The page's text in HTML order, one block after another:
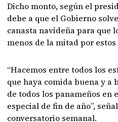
Dicho monto, según el
debe a que el Gobierno
canasta navideña para que
menos de la mitad por estos
“Hacemos entre todos los
que haya comida buena y a
de todos los panameños en
especial de fin de año”,
conversatorio semanal.